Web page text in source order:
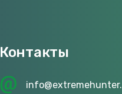
Контакты